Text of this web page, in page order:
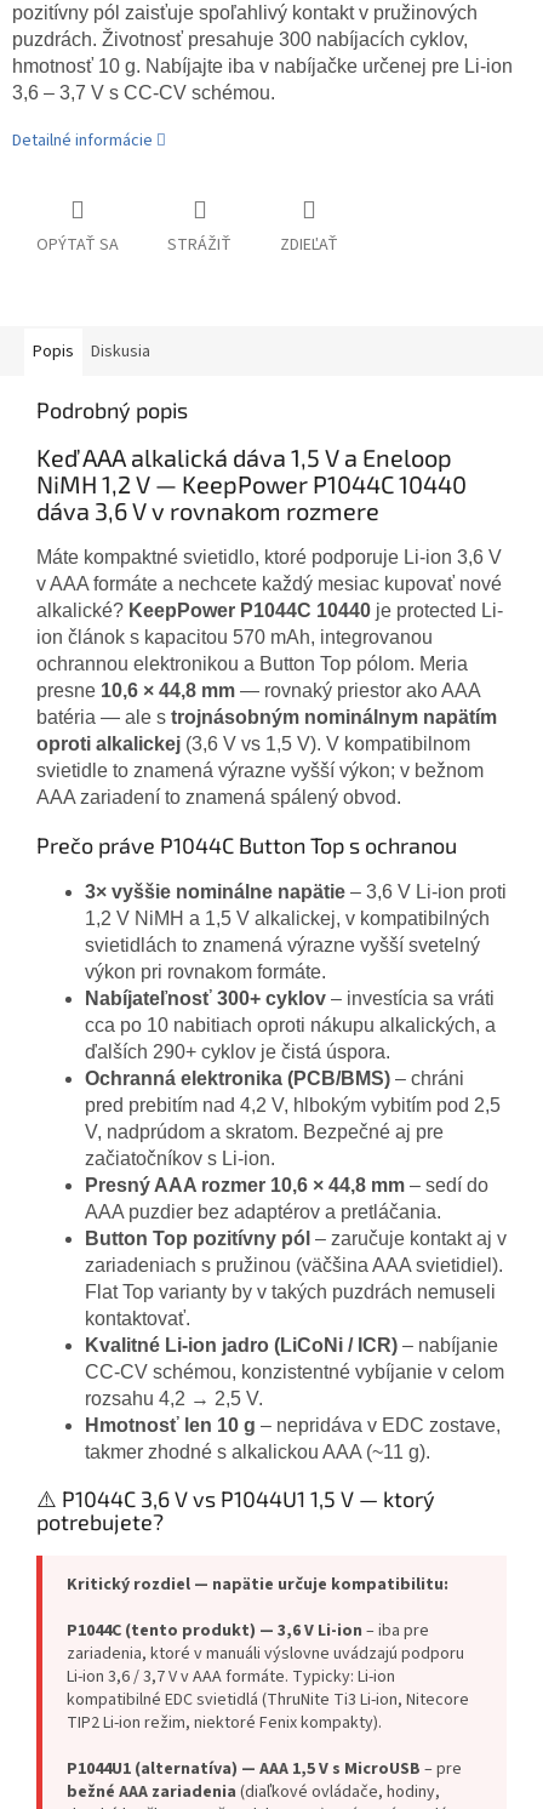
pozitívny pól zaisťuje spoľahlivý kontakt v pružinových
puzdrách. Životnosť presahuje 300 nabíjacích cyklov,
hmotnosť 10 g. Nabíjajte iba v nabíjačke určenej pre Li-ion
3,6 – 3,7 V s CC-CV schémou.
Detailné informácie
OPÝTAŤ SA STRÁŽIŤ ZDIEĽAŤ
Popis Diskusia
Podrobný popis
Keď AAA alkalická dáva 1,5 V a Eneloop
NiMH 1,2 V — KeepPower P1044C 10440
dáva 3,6 V v rovnakom rozmere
Máte kompaktné svietidlo, ktoré podporuje Li-ion 3,6 V
v AAA formáte a nechcete každý mesiac kupovať nové
alkalické? KeepPower P1044C 10440 je protected Li-
ion článok s kapacitou 570 mAh, integrovanou
ochrannou elektronikou a Button Top pólom. Meria
presne 10,6 × 44,8 mm — rovnaký priestor ako AAA
batéria — ale s trojnásobným nominálnym napätím
oproti alkalickej (3,6 V vs 1,5 V). V kompatibilnom
svietidle to znamená výrazne vyšší výkon; v bežnom
AAA zariadení to znamená spálený obvod.
Prečo práve P1044C Button Top s ochranou
3× vyššie nominálne napätie – 3,6 V Li-ion proti
1,2 V NiMH a 1,5 V alkalickej, v kompatibilných
svietidlách to znamená výrazne vyšší svetelný
výkon pri rovnakom formáte.
Nabíjateľnosť 300+ cyklov – investícia sa vráti
cca po 10 nabitiach oproti nákupu alkalických, a
ďalších 290+ cyklov je čistá úspora.
Ochranná elektronika (PCB/BMS) – chráni
pred prebitím nad 4,2 V, hlbokým vybitím pod 2,5
V, nadprúdom a skratom. Bezpečné aj pre
začiatočníkov s Li-ion.
Presný AAA rozmer 10,6 × 44,8 mm – sedí do
AAA puzdier bez adaptérov a pretláčania.
Button Top pozitívny pól – zaručuje kontakt aj v
zariadeniach s pružinou (väčšina AAA svietidiel).
Flat Top varianty by v takých puzdrách nemuseli
kontaktovať.
Kvalitné Li-ion jadro (LiCoNi / ICR) – nabíjanie
CC-CV schémou, konzistentné vybíjanie v celom
rozsahu 4,2 → 2,5 V.
Hmotnosť len 10 g – nepridáva v EDC zostave,
takmer zhodné s alkalickou AAA (~11 g).
⚠️ P1044C 3,6 V vs P1044U1 1,5 V — ktorý
potrebujete?
Kritický rozdiel — napätie určuje kompatibilitu:
P1044C (tento produkt) — 3,6 V Li-ion – iba pre
zariadenia, ktoré v manuáli výslovne uvádzajú podporu
Li-ion 3,6 / 3,7 V v AAA formáte. Typicky: Li-ion
kompatibilné EDC svietidlá (ThruNite Ti3 Li-ion, Nitecore
TIP2 Li-ion režim, niektoré Fenix kompakty).
P1044U1 (alternatíva) — AAA 1,5 V s MicroUSB – pre
bežné AAA zariadenia (diaľkové ovládače, hodiny,